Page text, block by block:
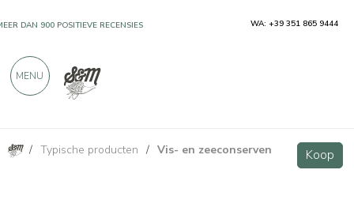
/ Typische producten / Vis- en zeeconserven Koop
Tonijn Bottarga Gouden Selectie "Favignana" 350g Koop
DAN 900 POSITIEVE RECENSIES WA: +39 351 865 9444
MENU